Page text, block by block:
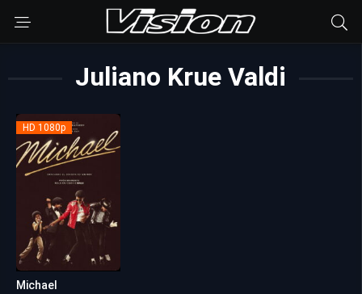
Juliano Krue Valdi
HD 1080p
Michael